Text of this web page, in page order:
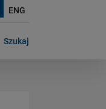
ENG
Szukaj